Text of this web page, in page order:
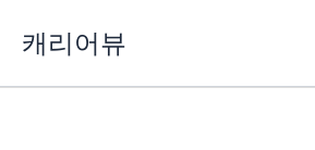
캐리어뷰